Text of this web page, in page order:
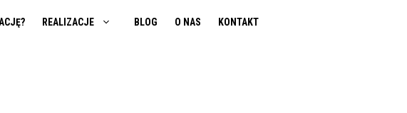
REALIZACJE BLOG O NAS KONTAKT